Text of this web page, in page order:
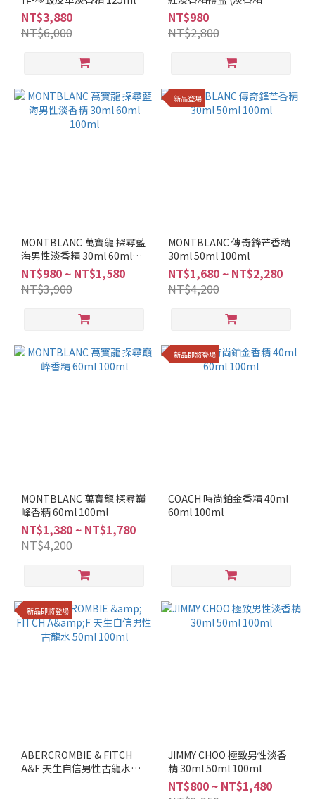
NT$3,880
NT$6,000
50ml+沐浴精100ml)
NT$980
NT$2,800
MONTBLANC 萬寶龍 探尋藍
海男性淡香精 30ml 60ml
100ml
NT$980 ~ NT$1,580
NT$3,900
新品登場
MONTBLANC 傳奇鋒芒香精
30ml 50ml 100ml
NT$1,680 ~ NT$2,280
NT$4,200
MONTBLANC 萬寶龍 探尋巔
峰香精 60ml 100ml
NT$1,380 ~ NT$1,780
NT$4,200
新品即將登場
COACH 時尚鉑金香精 40ml
60ml 100ml
新品即將登場
ABERCROMBIE & FITCH
A&F 天生自信男性古龍水
JIMMY CHOO 極致男性淡香
精 30ml 50ml 100ml
NT$800 ~ NT$1,480